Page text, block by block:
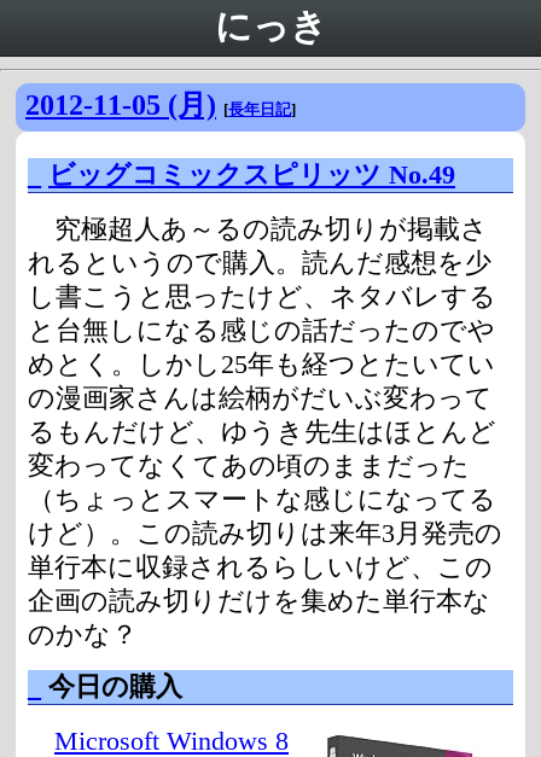
にっき
2012-11-05 (月) [長年日記]
ビッグコミックスピリッツ No.49
究極超人あ～るの読み切りが掲載さ
れるというので購入。読んだ感想を少
し書こうと思ったけど、ネタバレする
と台無しになる感じの話だったのでや
めとく。しかし25年も経つとたいてい
の漫画家さんは絵柄がだいぶ変わって
るもんだけど、ゆうき先生はほとんど
変わってなくてあの頃のままだった
（ちょっとスマートな感じになってる
けど）。この読み切りは来年3月発売の
単行本に収録されるらしいけど、この
企画の読み切りだけを集めた単行本な
のかな？
今日の購入
Microsoft Windows 8